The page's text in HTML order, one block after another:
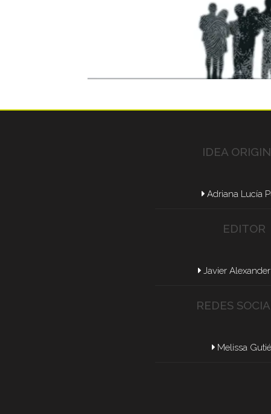
IDEA
Adriana Lucía
EDITOR
Javier
REDES
Melissa